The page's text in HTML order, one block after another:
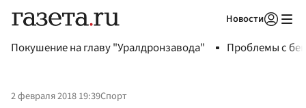
Новости
Покушение на главу "Уралдронзавода" Проблемы с
2 февраля 2018 19:39Спорт